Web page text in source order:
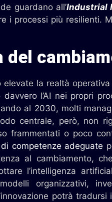
guardano all’Industrial
i processi più resilienti.
la realtà
l’AI nei propri
al 2030, molti
centrale, però, non
frammentati o poco
competenze adeguate
al cambiamento,
l’intelligenza
organizzativi,
potrà